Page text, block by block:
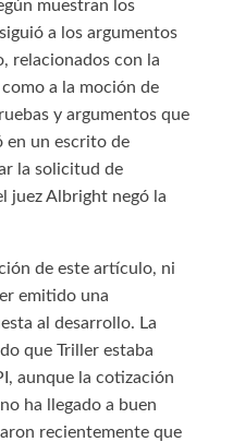
muestran los
a los argumentos
relacionados con la
a la moción de
y argumentos que
en un escrito de
la solicitud de
juez Albright negó la
de este artículo, ni
emitido una
al desarrollo. La
que Triller estaba
aunque la cotización
ha llegado a buen
recientemente que